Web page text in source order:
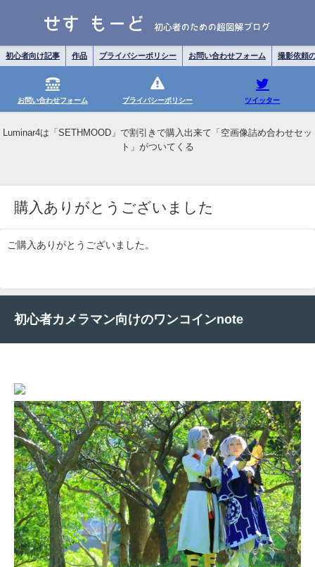
初心者向け記事 作品 プライバシーポリシー お問い合わせフォーム 撮影依頼
お問い合わせフォーム プライバシーポリシー ツイッター
Luminar4は「SETHMOOD」で割引きで購入出来て「空画像詰め合わせセッ
ト」がついてくる
購入ありがとうございました
ご購入ありがとうございました。
初心者カメラマン向けのワンコインnote